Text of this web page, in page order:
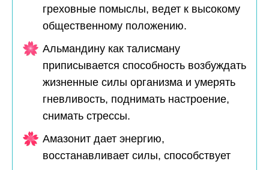
греховные помыслы, ведет к высокому
общественному положению.
Альмандину как талисману
приписывается способность возбуждать
жизненные силы организма и умерять
гневливость, поднимать настроение,
снимать стрессы.
Амазонит дает энергию,
восстанавливает силы, способствует